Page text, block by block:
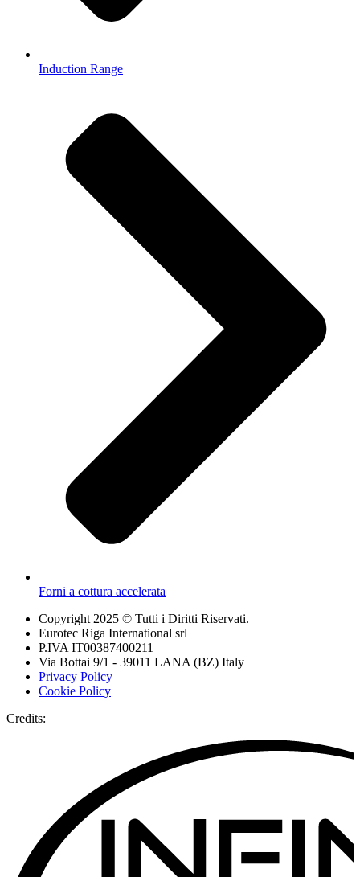
Induction Range
Forni a cottura accelerata
Copyright 2025 © Tutti i Diritti Riservati.
Eurotec Riga International srl
P.IVA IT00387400211
Via Bottai 9/1 - 39011 LANA (BZ) Italy
Privacy Policy
Cookie Policy
Credits: